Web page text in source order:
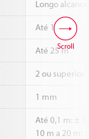
Longo
Até 15 m *1
Até 25 m*1
2 ou superior
1 mm
Até 0,1 m: ±
10 m a 20 m:
Scroll